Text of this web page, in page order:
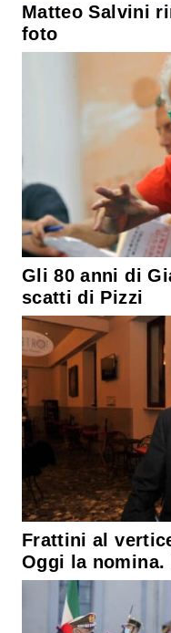
Matteo Salvini
foto
Gli 80 anni di
scatti di Pizzi
Frattini al
Oggi la nomina.